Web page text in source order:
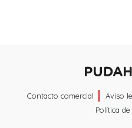
Contacto comercial Aviso
Política